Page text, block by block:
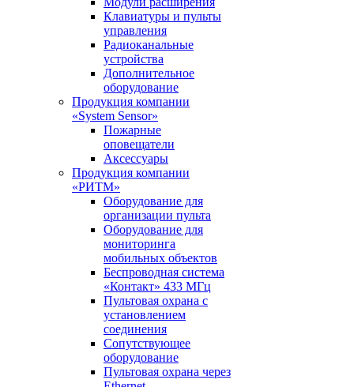
Клавиатуры и пульты
управления
Радиоканальные
устройства
Дополнительное
оборудование
Продукция компании
«System Sensor»
Пожарные
оповещатели
Аксессуары
Продукция компании
«РИТМ»
Оборудование для
организации пульта
Оборудование для
мониторинга
мобильных объектов
Беспроводная система
«Контакт» 433 МГц
Пультовая охрана с
установлением
соединения
Сопутствующее
оборудование
Пультовая охрана через